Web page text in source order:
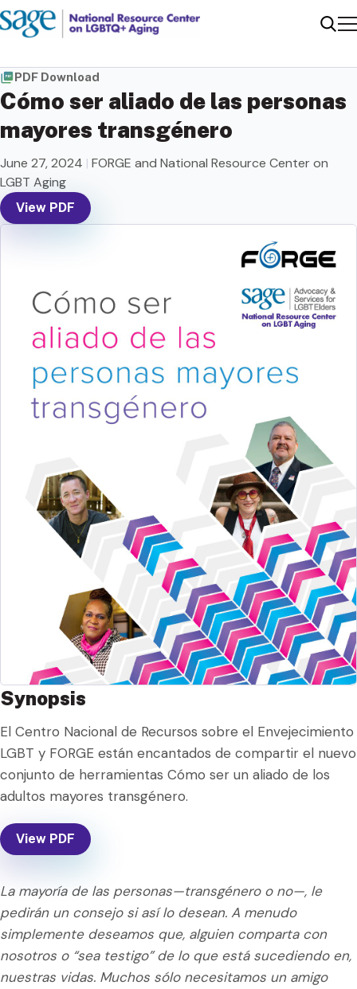
PDF Download
Cómo ser aliado de las personas
mayores transgénero
June 27, 2024 | FORGE and National Resource Center on
LGBT Aging
View PDF
Synopsis
El Centro Nacional de Recursos sobre el Envejecimiento
LGBT y FORGE están encantados de compartir el nuevo
conjunto de herramientas Cómo ser un aliado de los
adultos mayores transgénero.
View PDF
La mayoría de las personas—transgénero o no—, le
pedirán un consejo si así lo desean. A menudo
simplemente deseamos que, alguien comparta con
nosotros o “sea testigo” de lo que está sucediendo en,
nuestras vidas. Muchos sólo necesitamos un amigo